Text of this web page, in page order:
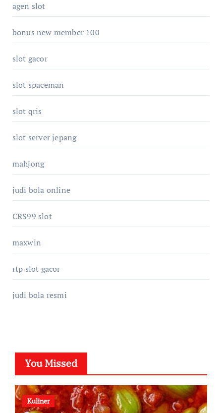
agen slot
bonus new member 100
slot gacor
slot spaceman
slot qris
slot server jepang
mahjong
judi bola online
CRS99 slot
maxwin
rtp slot gacor
judi bola resmi
You Missed
Kuliner